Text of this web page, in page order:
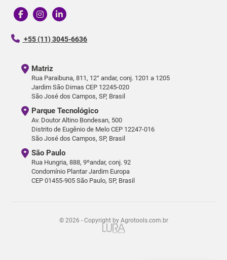
+55 (11) 3045-6636
Matriz
Rua Paraibuna, 811, 12° andar, conj. 1201 a 1205
Jardim São Dimas CEP 12245-020
São José dos Campos, SP, Brasil
São Paulo
Rua Hungria, 888, 9ºandar, conj. 92
Condomínio Plantar Jardim Europa
CEP 01455-905 São Paulo, SP, Brasil
Parque Tecnológico
Av. Doutor Altino Bondesan, 500
Distrito de Eugênio de Melo CEP 12247-016
São José dos Campos, SP, Brasil
© 2026 - Copyright by Agrotools.com.br